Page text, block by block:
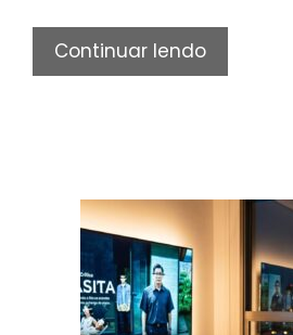
Continuar lendoFaltei
ao
Entregar
Atestado
Médico?